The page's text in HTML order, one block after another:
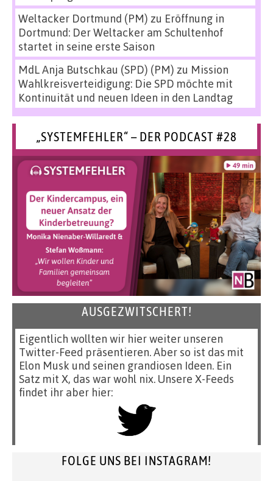
Weltacker Dortmund (PM) zu Eröffnung in
Dortmund: Der Weltacker am Schultenhof
startet in seine erste Saison
MdL Anja Butschkau (SPD) (PM) zu Mission
Wahlkreisverteidigung: Die SPD möchte mit
Kontinuität und neuen Ideen in den Landtag
„SYSTEMFEHLER“ – DER PODCAST #28
AUSGEZWITSCHERT!
Eigentlich wollten wir hier weiter unseren
Twitter-Feed präsentieren. Aber so ist das mit
Elon Musk und seinen grandiosen Ideen. Ein
Satz mit X, das war wohl nix. Unsere X-Feeds
findet ihr aber hier:
FOLGE UNS BEI INSTAGRAM!